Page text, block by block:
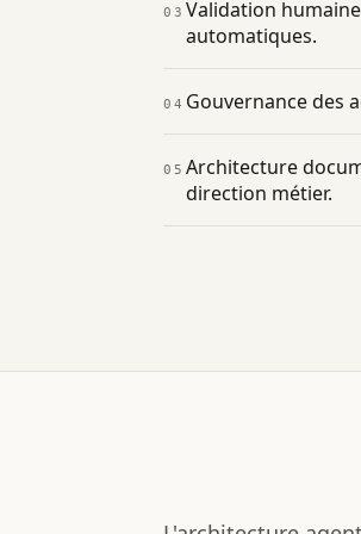
03 Validation
automatiques.
04 Gouvernance des
05 Architecture
direction métier.